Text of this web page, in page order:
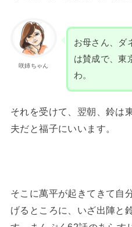
咲姉ちゃん
お母さん、ダ
は賛成で、東
わ。
それを受けて、翌朝、鈴は
夫だと福子にいいます。
そこに萬平が起きてきて自
げるところに、いざ出陣と